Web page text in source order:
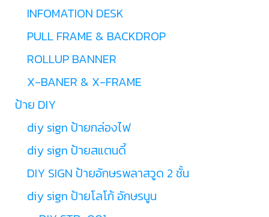
INFOMATION DESK
PULL FRAME & BACKDROP
ROLLUP BANNER
X-BANER & X-FRAME
ป้าย DIY
diy sign ป้ายกล่องไฟ
diy sign ป้ายสแตนดี้
DIY SIGN ป้ายอักษรพลาสวูด 2 ชั้น
diy sign ป้ายโลโก้ อักษรนูน